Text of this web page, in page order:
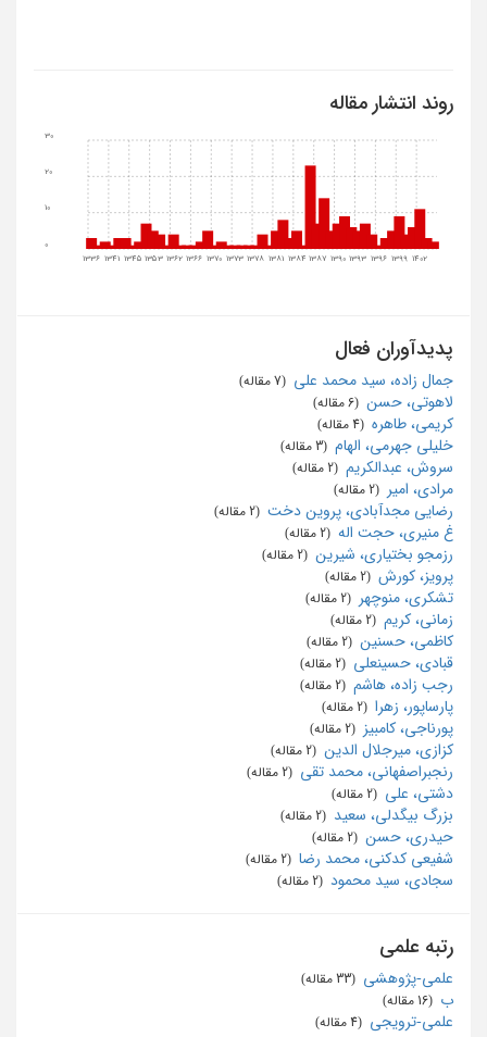
روند انتشار مقاله
1336 1341 1345 1353 1362 1366 1370 1373 1378 1381 1384 1387 1390 1393 1396 1399 1402
10
20
30
پدیدآوران فعال
جمال زاده، سید محمد علی
لاهوتی، حسن
کریمی، طاهره
خلیلی جهرمی، الهام
سروش، عبدالکریم
مرادی، امیر
رضایی مجدآبادی، پروین دخت
غ منیری، حجت اله
رزمجو بختیاری، شیرین
پرویز، کورش
تشکری، منوچهر
زمانی، کریم
کاظمی، حسنین
قبادی، حسینعلی
رجب زاده، هاشم
پارساپور، زهرا
پورناجی، کامبیز
کزازی، میرجلال الدین
رنجبراصفهانی، محمد تقی
دشتی، علی
بزرگ بیگدلی، سعید
حیدری، حسن
شفیعی کدکنی، محمد رضا
سجادی، سید محمود
رتبه علمی
علمی-پژوهشی
ب
علمی-ترویجی